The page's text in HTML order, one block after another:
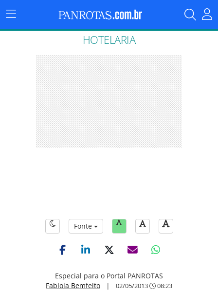
Menu
Principal
HOTELARIA
Fonte
Especial para o Portal PANROTAS
Fabíola Bemfeito | 02/05/2013 08:23